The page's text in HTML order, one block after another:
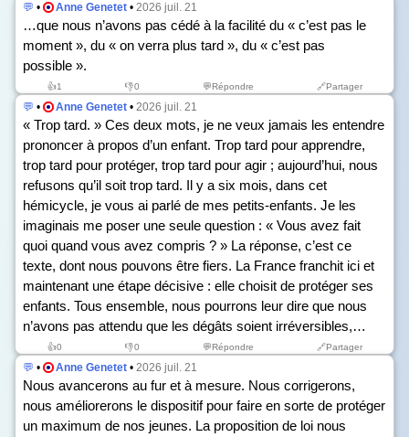
💬 • Anne Genetet • 2026 juil. 21
…que nous n’avons pas cédé à la facilité du « c’est pas le
moment », du « on verra plus tard », du « c’est pas
possible ».
👍1 👎0 💬Répondre 🔗Partager
💬 • Anne Genetet • 2026 juil. 21
« Trop tard. » Ces deux mots, je ne veux jamais les entendre
prononcer à propos d’un enfant. Trop tard pour apprendre,
trop tard pour protéger, trop tard pour agir ; aujourd’hui, nous
refusons qu’il soit trop tard. Il y a six mois, dans cet
hémicycle, je vous ai parlé de mes petits-enfants. Je les
imaginais me poser une seule question : « Vous avez fait
quoi quand vous avez compris ? » La réponse, c’est ce
texte, dont nous pouvons être fiers. La France franchit ici et
maintenant une étape décisive : elle choisit de protéger ses
enfants. Tous ensemble, nous pourrons leur dire que nous
n’avons pas attendu que les dégâts soient irréversibles,…
👍0 👎0 💬Répondre 🔗Partager
💬 • Anne Genetet • 2026 juil. 21
Nous avancerons au fur et à mesure. Nous corrigerons,
nous améliorerons le dispositif pour faire en sorte de protéger
un maximum de nos jeunes. La proposition de loi nous